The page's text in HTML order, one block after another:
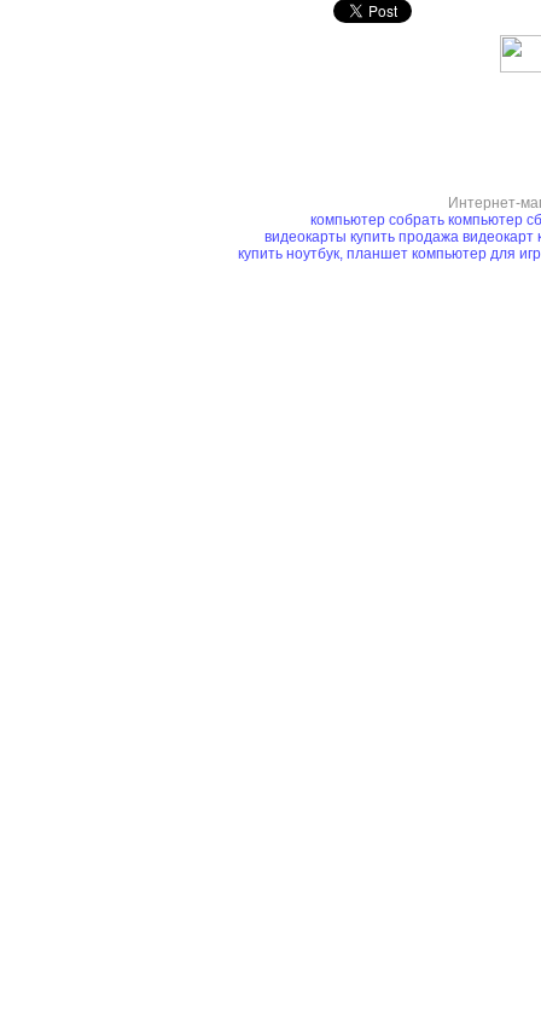
Интернет-
компьютер собрать компьютер
видеокарты купить продажа видеокарт
купить ноутбук, планшет компьютер для